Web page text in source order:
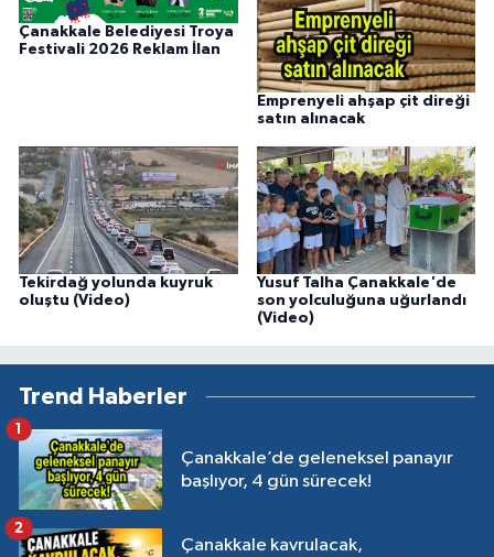
Çanakkale Belediyesi Troya
Festivali 2026 Reklam İlan
Emprenyeli ahşap çit direği
satın alınacak
Tekirdağ yolunda kuyruk
oluştu (Video)
Yusuf Talha Çanakkale'de
son yolculuğuna uğurlandı
(Video)
Trend Haberler
Çanakkale’de geleneksel panayır
başlıyor, 4 gün sürecek!
1
Çanakkale kavrulacak,
2